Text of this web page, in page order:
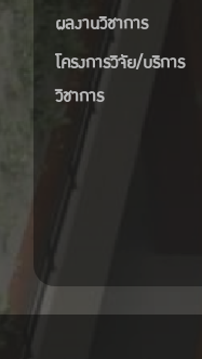
ผลงานวิชาการ
โครงการวิจัย/บริการ
วิชาการ